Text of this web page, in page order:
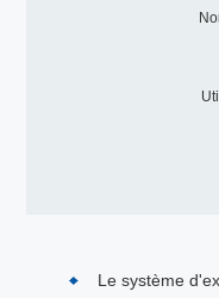
Le système